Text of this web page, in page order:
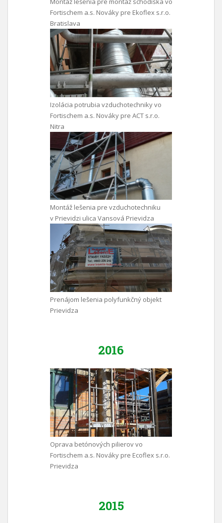
Fortischem a.s. Nováky pre Ekoflex s.r.o.
Bratislava
Izolácia potrubia vzduchotechniky vo
Fortischem a.s. Nováky pre ACT s.r.o.
Nitra
Montáž lešenia pre vzduchotechniku
v Prievidzi ulica Vansová Prievidza
Prenájom lešenia polyfunkčný objekt
Prievidza
2016
Oprava betónových pilierov vo
Fortischem a.s. Nováky pre Ecoflex s.r.o.
Prievidza
2015